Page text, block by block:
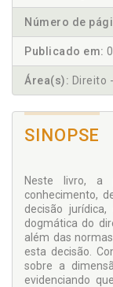
Número de
Publicado em:
Área(s): Direito
SINOPSE
Neste livro, a
conhecimento,
decisão
dogmática do
além das
esta decisão.
sobre a
evidenciando